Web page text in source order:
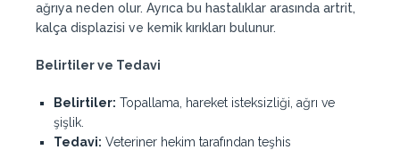
ağrıya neden olur. Ayrıca bu hastalıklar arasında artrit,
kalça displazisi ve kemik kırıkları bulunur.
Belirtiler ve Tedavi
Belirtiler: Topallama, hareket isteksizliği, ağrı ve
şişlik.
Tedavi: Veteriner hekim tarafından teşhis